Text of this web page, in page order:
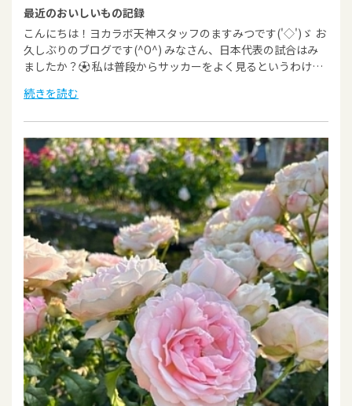
最近のおいしいもの記録
こんにちは！ヨカラボ天神スタッフのますみつです('◇')ゞ お
久しぶりのブログです(^O^) みなさん、日本代表の試合はみ
ましたか？⚽ 私は普段からサッカーをよく見るというわけ…
続きを読む